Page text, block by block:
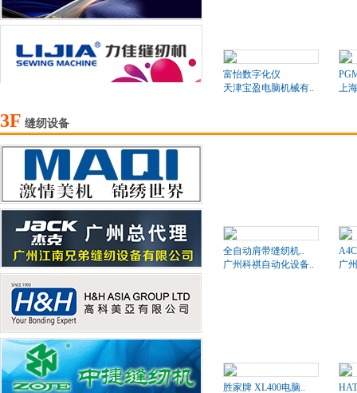
富怡数字化仪
天津宝盈电脑机械有..
上
3F 缝纫设备
全自动肩带缝纫机..
广州科祺自动化设备..
广
胜家牌 XL400电脑..